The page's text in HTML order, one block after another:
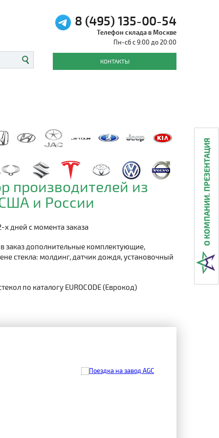
8 (495) 135-00-54
Телефон склада в Москве
Пн-сб с 9:00 до 20:00
КОНТАКТЫ
производителей из
и России
х дней с момента заказа
заказ дополнительные комплектующие,
стекла: молдинг, датчик дождя, установочный
по каталогу EUROCODE (Еврокод)
О КОМПАНИИ. ПРЕЗЕНТАЦИЯ